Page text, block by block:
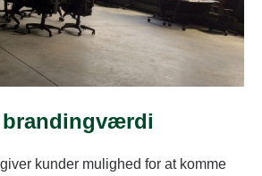
brandingværdi
kunder mulighed for at komme